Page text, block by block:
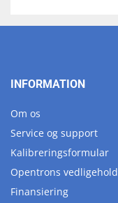
INFORMATION
Om os
Service og support
Kalibreringsformular
Opentrons vedligehold
Finansiering